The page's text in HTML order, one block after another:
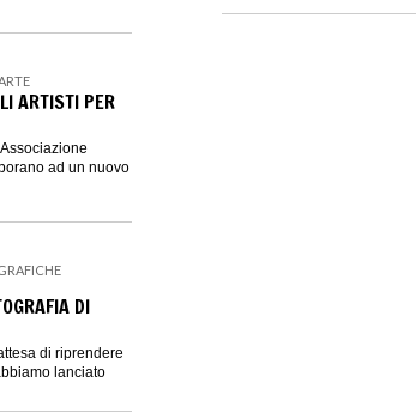
ARTISTI PER
ad un nuovo
DI
di riprendere
lanciato